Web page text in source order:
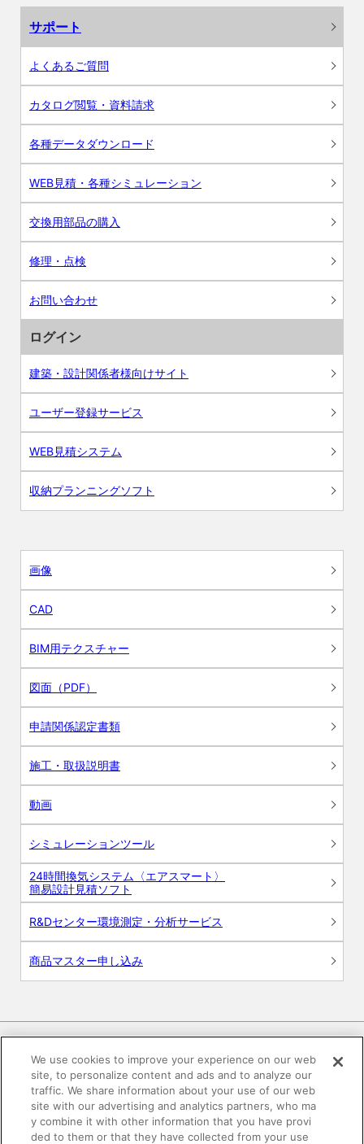
サポート
よくあるご質問
カタログ閲覧・資料請求
各種データダウンロード
WEB見積・各種シミュレーション
交換用部品の購入
修理・点検
お問い合わせ
ログイン
建築・設計関係者様向けサイト
ユーザー登録サービス
WEB見積システム
収納プランニングソフト
画像
CAD
BIM用テクスチャー
図面（PDF）
申請関係認定書類
施工・取扱説明書
動画
シミュレーションツール
24時間換気システム〈エアスマート〉
簡易設計見積ソフト
R&Dセンター環境測定・分析サービス
商品マスター申し込み
電子公告 このWEBサイトについて
プライバシーポリシー
We use cookies to improve your experience on our web
site, to personalize content and ads and to analyze our
traffic. We share information about your use of our web
site with our advertising and analytics partners, who ma
y combine it with other information that you have provi
ded to them or that they have collected from your use